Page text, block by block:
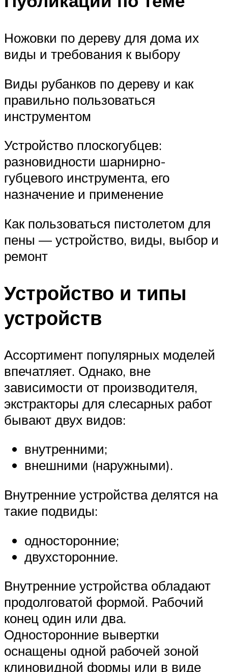
Ножовки по дереву для дома их
виды и требования к выбору
Виды рубанков по дереву и как
правильно пользоваться
инструментом
Устройство плоскогубцев:
разновидности шарнирно-
губцевого инструмента, его
назначение и применение
Как пользоваться пистолетом для
пены — устройство, виды, выбор и
ремонт
Устройство и типы
устройств
Ассортимент популярных моделей
впечатляет. Однако, вне
зависимости от производителя,
экстракторы для слесарных работ
бывают двух видов:
внутренними;
внешними (наружными).
Внутренние устройства делятся на
такие подвиды:
односторонние;
двухсторонние.
Внутренние устройства обладают
продолговатой формой. Рабочий
конец один или два.
Односторонние вывертки
оснащены одной рабочей зоной
клиновидной формы или в виде